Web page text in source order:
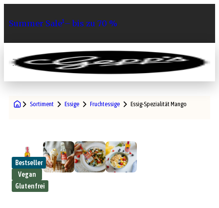
Summer Sale¹– bis zu 70 %
0
Sortiment Essige Fruchtessige Essig-Spezialität Mango
Bestseller
Vegan
Glutenfrei